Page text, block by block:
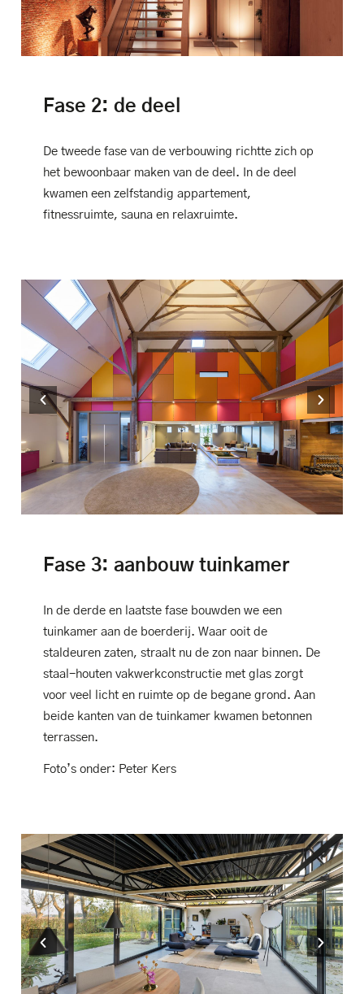
Fase 2: de deel
De tweede fase van de verbouwing richtte zich op
het bewoonbaar maken van de deel. In de deel
kwamen een zelfstandig appartement,
fitnessruimte, sauna en relaxruimte.
Fase 3: aanbouw tuinkamer
In de derde en laatste fase bouwden we een
tuinkamer aan de boerderij. Waar ooit de
staldeuren zaten, straalt nu de zon naar binnen. De
staal-houten vakwerkconstructie met glas zorgt
voor veel licht en ruimte op de begane grond. Aan
beide kanten van de tuinkamer kwamen betonnen
terrassen.
Foto’s onder: Peter Kers